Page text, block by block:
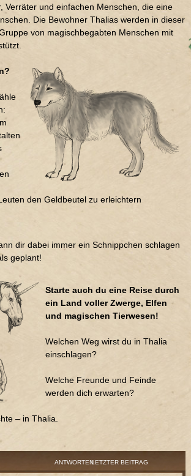
Verräter und einfachen Menschen, die eine
Die Bewohner Thalias werden in dieser
von magischbegabten Menschen mit
den Geldbeutel zu erleichtern
dir dabei immer ein Schnippchen schlagen
geplant!
Starte auch du eine Reise durch
ein Land voller Zwerge, Elfen
und magischen Tierwesen!
Welchen Weg wirst du in Thalia
einschlagen?
Welche Freunde und Feinde
werden dich erwarten?
– in Thalia.
ANTWORTENLETZTER BEITRAG